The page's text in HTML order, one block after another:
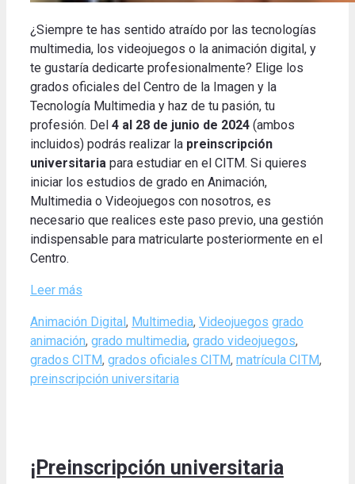
¿Siempre te has sentido atraído por las tecnologías
multimedia, los videojuegos o la animación digital, y
te gustaría dedicarte profesionalmente? Elige los
grados oficiales del Centro de la Imagen y la
Tecnología Multimedia y haz de tu pasión, tu
profesión. Del 4 al 28 de junio de 2024 (ambos
incluidos) podrás realizar la preinscripción
universitaria para estudiar en el CITM. Si quieres
iniciar los estudios de grado en Animación,
Multimedia o Videojuegos con nosotros, es
necesario que realices este paso previo, una gestión
indispensable para matricularte posteriormente en el
Centro.
Leer más
Categories
Animación Digital , Multimedia, Videojuegos Tags
grado
animación, grado multimedia, grado videojuegos,
grados CITM, grados oficiales CITM, matrícula CITM,
preinscripción universitaria
¡Preinscripción universitaria